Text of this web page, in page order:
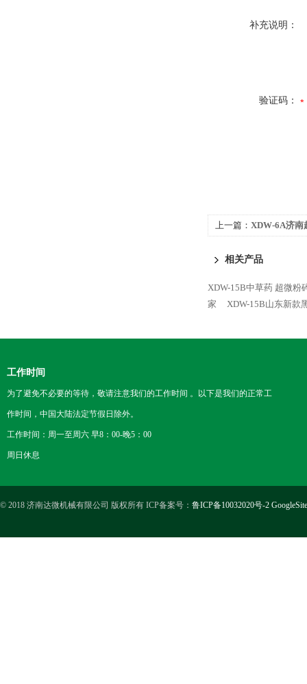
补充说明：
验证码：
上一篇： XDW-6A济南
相关产品
XDW-15B中草药 超微粉
家
XDW-15B山东新款
工作时间
为了避免不必要的等待，敬请注意我们的工作时间 。以下是我们的正常工
作时间，中国大陆法定节假日除外。
工作时间：周一至周六 早8：00-晚5：00
周日休息
© 2018 济南达微机械有限公司 版权所有 ICP备案号： 鲁ICP备10032020号-2